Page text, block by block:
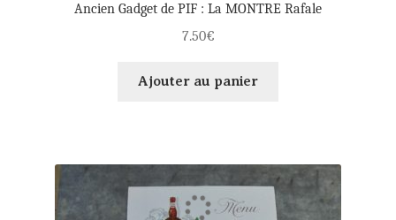
Ancien Gadget de PIF : La MONTRE Rafale
7.50€
Ajouter au panier